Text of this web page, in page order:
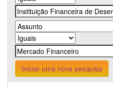
Iniciar uma nova pesquisa